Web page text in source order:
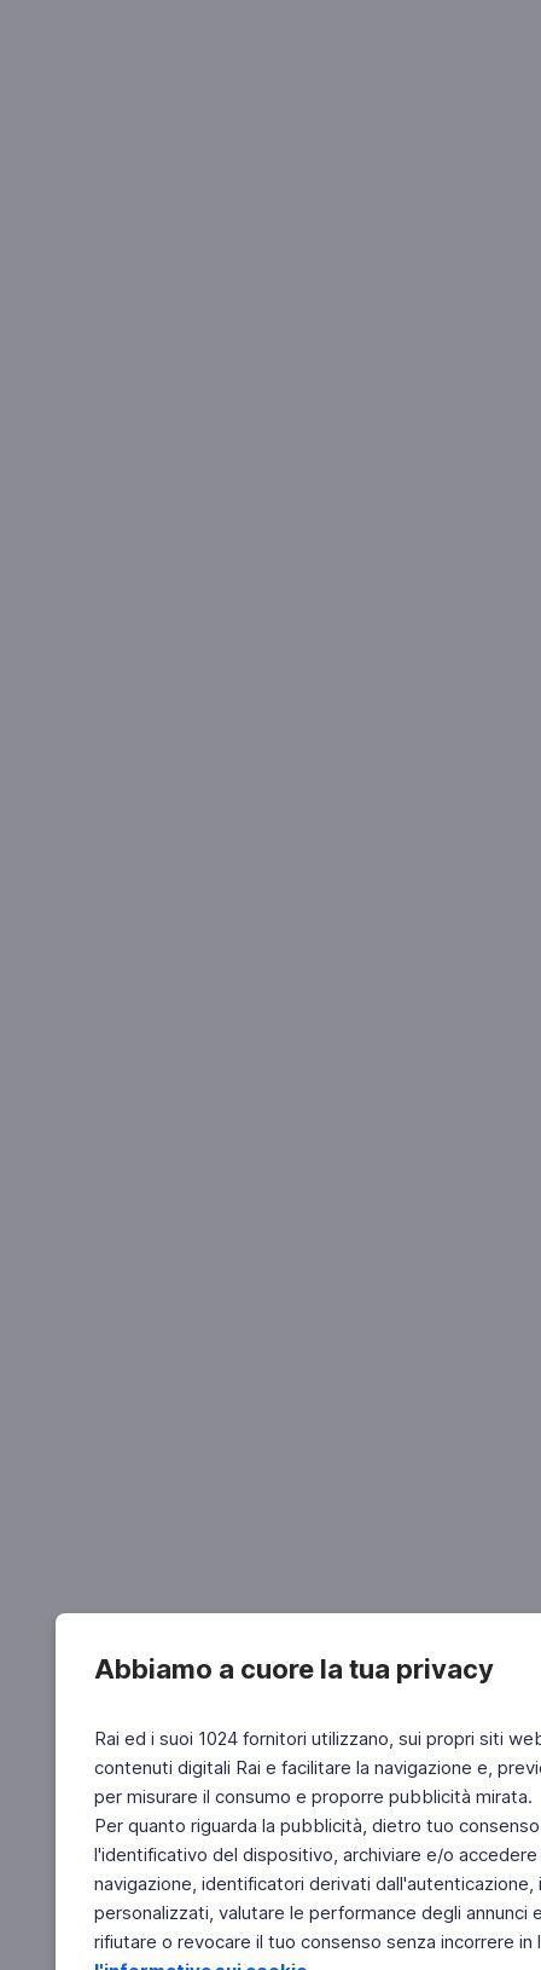
Abbiamo a cuore la tua privacy
Rai ed i suoi 1024 fornitori utilizzano, sui propri siti
contenuti digitali Rai e facilitare la navigazione e,
per misurare il consumo e proporre pubblicità mirata.
Per quanto riguarda la pubblicità, dietro tuo
l'identificativo del dispositivo, archiviare e/o
navigazione, identificatori derivati
personalizzati, valutare le performance degli
rifiutare o revocare il tuo consenso senza incorrere